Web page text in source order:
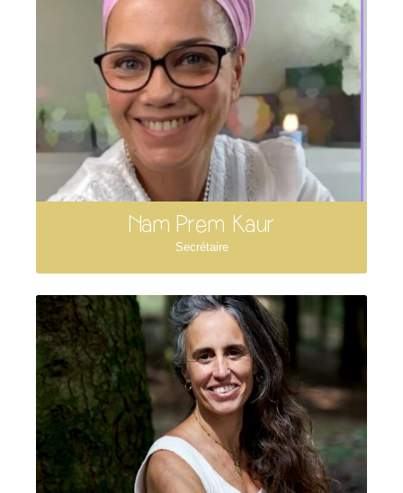
Nam Prem Kaur
Secrétaire